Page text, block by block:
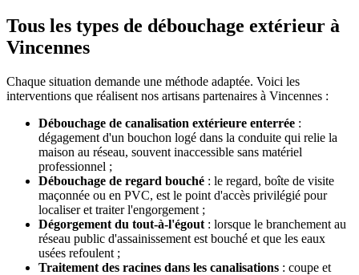
Tous les types de débouchage extérieur à
Vincennes
Chaque situation demande une méthode adaptée. Voici les
interventions que réalisent nos artisans partenaires à Vincennes :
Débouchage de canalisation extérieure enterrée :
dégagement d'un bouchon logé dans la conduite qui relie la
maison au réseau, souvent inaccessible sans matériel
professionnel ;
Débouchage de regard bouché : le regard, boîte de visite
maçonnée ou en PVC, est le point d'accès privilégié pour
localiser et traiter l'engorgement ;
Dégorgement du tout-à-l'égout : lorsque le branchement au
réseau public d'assainissement est bouché et que les eaux
usées refoulent ;
Traitement des racines dans les canalisations : coupe et